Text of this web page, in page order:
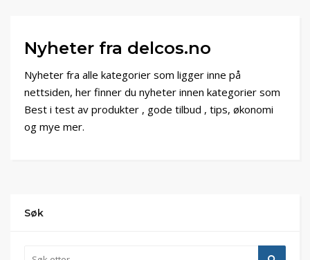
Nyheter fra delcos.no
Nyheter fra alle kategorier som ligger inne på
nettsiden, her finner du nyheter innen kategorier som
Best i test av produkter , gode tilbud , tips, økonomi
og mye mer.
Søk